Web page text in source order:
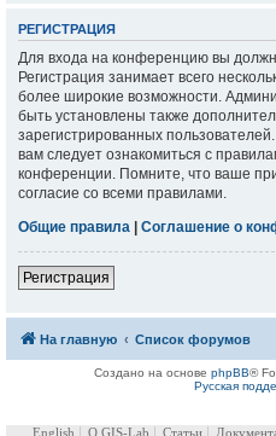
РЕГИСТРАЦИЯ
Для входа на конференцию вы
Регистрация занимает всего
более широкие возможности.
быть установлены также
зарегистрированных
вам следует ознакомиться с
конференции. Помните, что ваше
согласие со всеми правилами.
Общие правила | Соглашение о
Регистрация
На главную Список форумов
Создано на основе phpBB®
Русская
English О GIS-Lab Статьи